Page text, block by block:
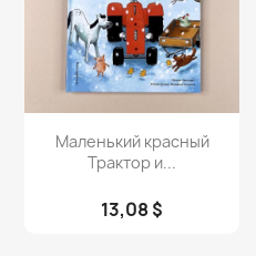
Просмотр
Маленький красный
Трактор и...
13,08 $